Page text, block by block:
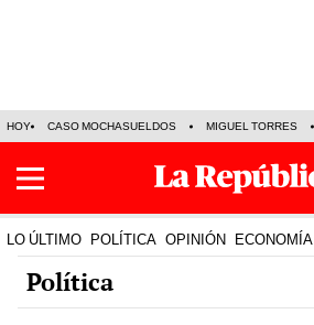
HOY CASO MOCHASUELDOS MIGUEL TORRES
LO ÚLTIMO POLÍTICA OPINIÓN ECONOMÍA
Política